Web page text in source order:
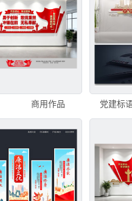
商用作品